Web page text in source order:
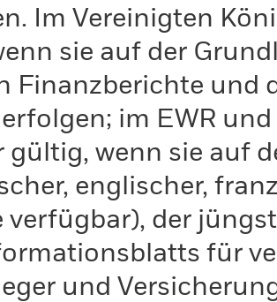
Im Vereinigten
sie auf der
Finanzberichte und
im EWR
gültig, wenn sie auf
englischer,
verfügbar), der
für
und